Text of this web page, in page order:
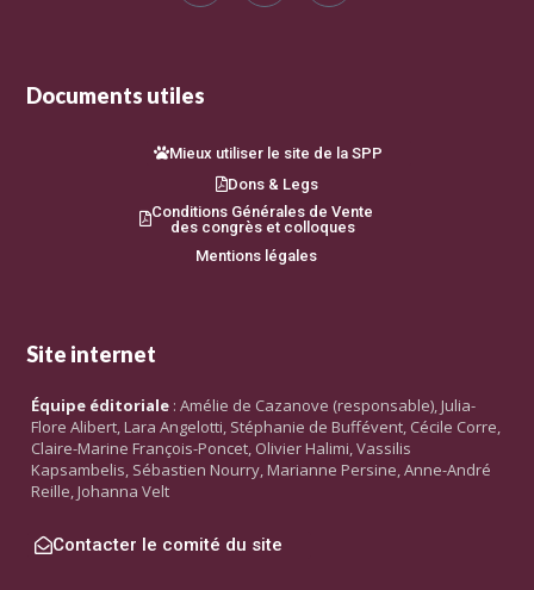
Documents utiles
Mieux utiliser le site de la SPP
Dons & Legs
Conditions Générales de Vente
des congrès et colloques
Mentions légales
Site internet
Équipe éditoriale : Amélie de Cazanove (responsable), Julia-
Flore Alibert, Lara Angelotti, Stéphanie de Buffévent, Cécile Corre,
Claire-Marine François-Poncet, Olivier Halimi, Vassilis
Kapsambelis, Sébastien Nourry, Marianne Persine, Anne-André
Reille, Johanna Velt
Contacter le comité du site